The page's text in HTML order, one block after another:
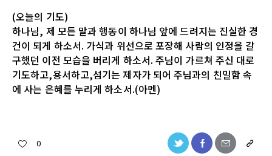
(오늘의 기도)
하나님, 제 모든 말과 행동이 하나님 앞에 드려지는 진실한 경
건이 되게 하소서. 가식과 위선으로 포장해 사람의 인정을 갈
구했던 이전 모습을 버리게 하소서. 주님이 가르쳐 주신 대로
기도하고,용서하고,섬기는 제자가 되어 주님과의 친밀함 속
에 사는 은혜를 누리게 하소서.(아멘)
0